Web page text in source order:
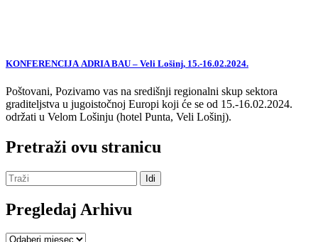
KONFERENCIJA ADRIA BAU – Veli Lošinj, 15.-16.02.2024.
Poštovani, Pozivamo vas na središnji regionalni skup sektora
graditeljstva u jugoistočnoj Europi koji će se od 15.-16.02.2024.
održati u Velom Lošinju (hotel Punta, Veli Lošinj).
Pretraži ovu stranicu
Pregledaj Arhivu
Pregledaj